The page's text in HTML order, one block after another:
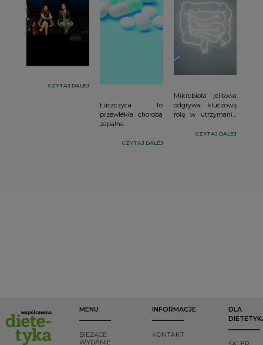
CZYTAJ DALEJ
Łuszczyca to
przewlekła choroba
zapalna o
podłożu, która
CZYTAJ DALEJ
Mikrobiota jelitowa
odgrywa kluczową
rolę w utrzymaniu
jej skład jest ściśle
CZYTAJ DALEJ
MENU
BIEŻĄCE
WYDANIE
INFORMACJE
KONTAKT
DLA